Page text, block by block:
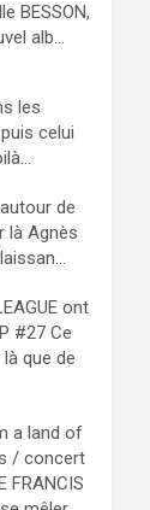
BESSON,
alb...
les
celui
de
là Agnès
ont
#27 Ce
que de
a land of
/ concert
FRANCIS